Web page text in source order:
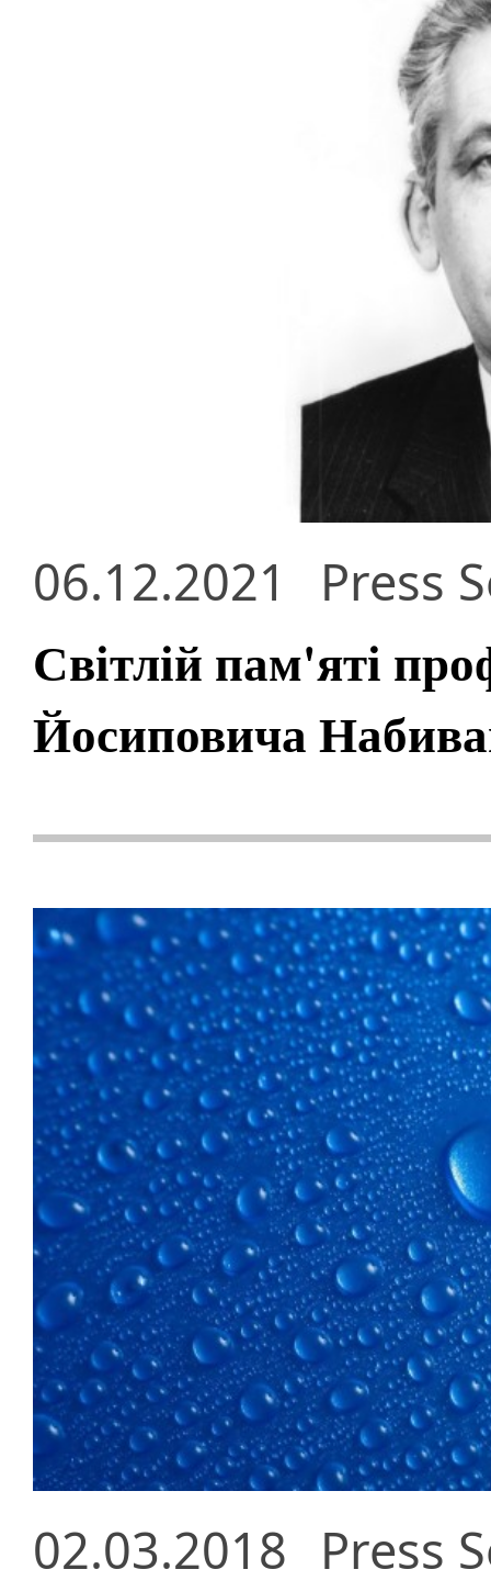
06.12.2021 Press
Світлій пам'яті
Йосиповича
02.03.2018 Press